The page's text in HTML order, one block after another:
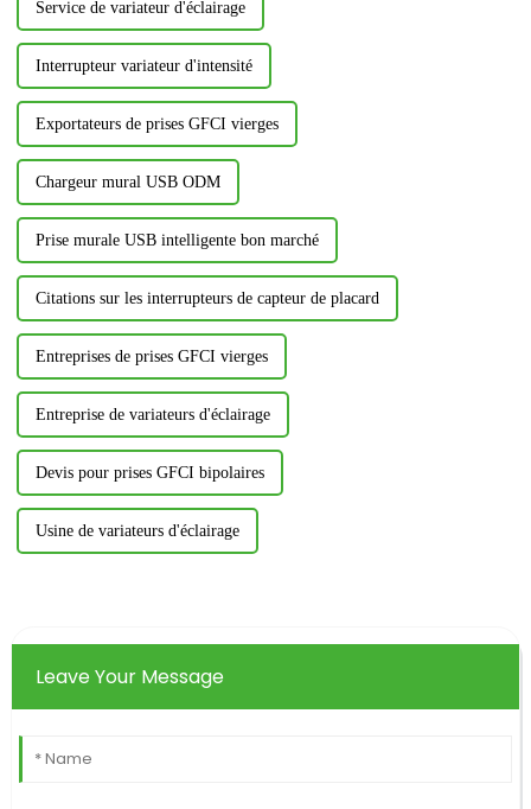
Service de variateur d'éclairage
Interrupteur variateur d'intensité
Exportateurs de prises GFCI vierges
Chargeur mural USB ODM
Prise murale USB intelligente bon marché
Citations sur les interrupteurs de capteur de placard
Entreprises de prises GFCI vierges
Entreprise de variateurs d'éclairage
Devis pour prises GFCI bipolaires
Usine de variateurs d'éclairage
Leave Your Message